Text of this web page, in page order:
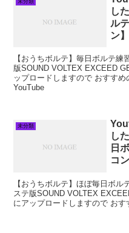
し
ル
ン】
【おうちボルテ】毎日ボルテ
版SOUND VOLTEX EXCEED
ップロードしますので おすす
YouTube
未分類
し
日
コン
【おうちボルテ】ほぼ毎日ボ
ステ版SOUND VOLTEX
にアップロードしますので お